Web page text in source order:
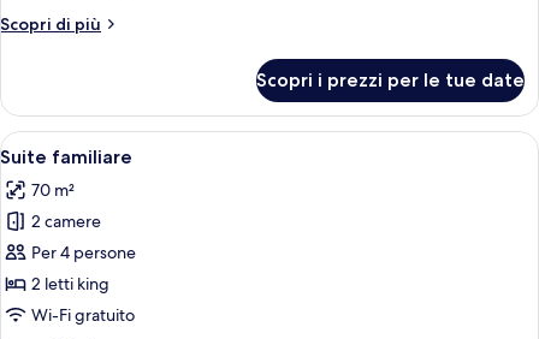
Scopri di più
Altri
monolocale
panoramica
Scopri i prezzi per le tue date
Apri
tutte
le
foto
per
Suite
familiare
Camera da letto moderna con un
17
Suite familiare
70 m²
2 camere
Per 4 persone
2 letti king
Wi-Fi gratuito